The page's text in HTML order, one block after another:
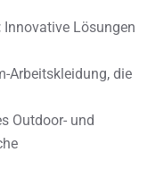
Innovative Lösungen
Arbeitskleidung, die
Outdoor- und